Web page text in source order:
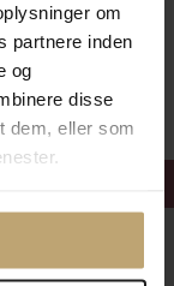
om
partnere inden
og
disse
dem, eller som